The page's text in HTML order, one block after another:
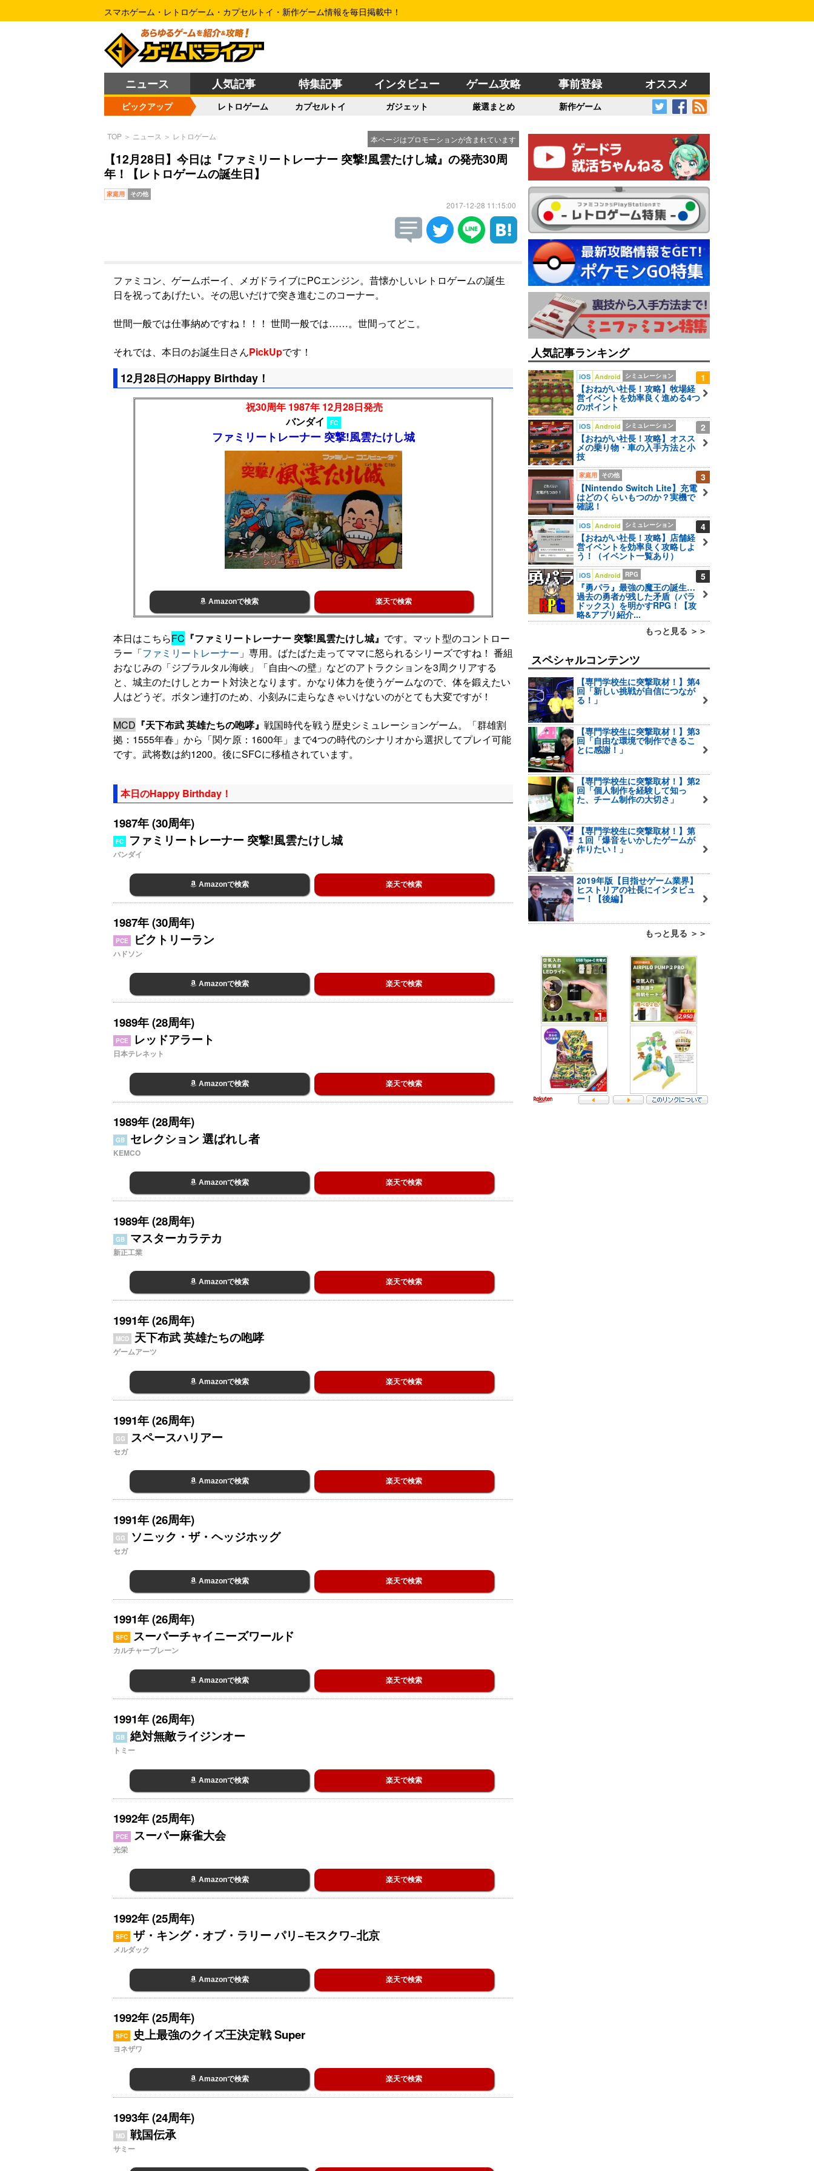
スマホゲーム・レトロゲーム・カプセルトイ・新作ゲーム情報を毎日掲載中！
ニュース 人気記事 特集記事 インタビュー ゲーム攻略 事前登録 オススメ
ピックアップ レトロゲーム カプセルトイ ガジェット 厳選まとめ 新作ゲーム
本ページはプロモーションが含まれています
TOP ＞ ニュース ＞ レトロゲーム
【12月28日】今日は『ファミリートレーナー 突撃!風雲たけし城』の発売30周
年！【レトロゲームの誕生日】
家庭用 その他
2017-12-28 11:15:00
ファミコン、ゲームボーイ、メガドライブにPCエンジン。昔懐かしいレトロゲームの誕生
日を祝ってあげたい。その思いだけで突き進むこのコーナー。
世間一般では仕事納めですね！！！ 世間一般では……。世間ってどこ。
それでは、本日のお誕生日さんPickUpです！
12月28日のHappy Birthday！
祝30周年 1987年 12月28日発売
バンダイ
FC
ファミリートレーナー 突撃!風雲たけし城
Amazonで検索 楽天で検索
本日はこちらFC 『ファミリートレーナー 突撃!風雲たけし城』 です。マット型のコントロー
ラー「ファミリートレーナー 」専用。ばたばた走ってママに怒られるシリーズですね！ 番組
おなじみの「ジブラルタル海峡」「自由への壁」などのアトラクションを3周クリアする
と、城主のたけしとカート対決となります。かなり体力を使うゲームなので、体を鍛えたい
人はどうぞ。ボタン連打のため、小刻みに走らなきゃいけないのがとても大変ですが！
MCD 『天下布武 英雄たちの咆哮』 戦国時代を戦う歴史シミュレーションゲーム。「群雄割
拠：1555年春」から「関ケ原：1600年」まで4つの時代のシナリオから選択してプレイ可能
です。武将数は約1200。後にSFCに移植されています。
本日のHappy Birthday！
1987年 (30周年)
FC ファミリートレーナー 突撃!風雲たけし城
バンダイ
Amazonで検索 楽天で検索
1987年 (30周年)
PCE ビクトリーラン
ハドソン
Amazonで検索 楽天で検索
1989年 (28周年)
PCE レッドアラート
日本テレネット
Amazonで検索 楽天で検索
1989年 (28周年)
GB セレクション 選ばれし者
KEMCO
Amazonで検索 楽天で検索
1989年 (28周年)
GB マスターカラテカ
新正工業
Amazonで検索 楽天で検索
1991年 (26周年)
MCD 天下布武 英雄たちの咆哮
ゲームアーツ
Amazonで検索 楽天で検索
1991年 (26周年)
GG スペースハリアー
セガ
Amazonで検索 楽天で検索
1991年 (26周年)
GG ソニック・ザ・ヘッジホッグ
セガ
Amazonで検索 楽天で検索
1991年 (26周年)
SFC スーパーチャイニーズワールド
カルチャーブレーン
Amazonで検索 楽天で検索
1991年 (26周年)
GB 絶対無敵ライジンオー
トミー
Amazonで検索 楽天で検索
1992年 (25周年)
PCE スーパー麻雀大会
光栄
Amazonで検索 楽天で検索
1992年 (25周年)
SFC ザ・キング・オブ・ラリー パリ−モスクワ−北京
メルダック
Amazonで検索 楽天で検索
1992年 (25周年)
SFC 史上最強のクイズ王決定戦 Super
ヨネザワ
Amazonで検索 楽天で検索
1993年 (24周年)
MD 戦国伝承
サミー
人気記事ランキング
1
iOS Android シミュレーション
【おねがい社長！攻略】牧場経
営イベントを効率良く進める4つ
のポイント
2
iOS Android シミュレーション
【おねがい社長！攻略】オスス
メの乗り物・車の入手方法と小
技
3
家庭用 その他
【Nintendo Switch Lite】充電
はどのくらいもつのか？実機で
確認！
4
iOS Android シミュレーション
【おねがい社長！攻略】店舗経
営イベントを効率良く攻略しよ
う！（イベント一覧あり）
5
iOS Android RPG
『勇パラ』最強の魔王の誕生…
過去の勇者が残した矛盾（パラ
ドックス）を明かすRPG！【攻
略&アプリ紹介...
もっと見る ＞＞
スペシャルコンテンツ
【専門学校生に突撃取材！】第4
回「新しい挑戦が自信につなが
る！」
【専門学校生に突撃取材！】第3
回「自由な環境で制作できるこ
とに感謝！」
【専門学校生に突撃取材！】第2
回「個人制作を経験して知っ
た、チーム制作の大切さ」
【専門学校生に突撃取材！】第
１回「爆音をいかしたゲームが
作りたい！」
2019年版【目指せゲーム業界】
ヒストリアの社長にインタビュ
ー！【後編】
もっと見る ＞＞